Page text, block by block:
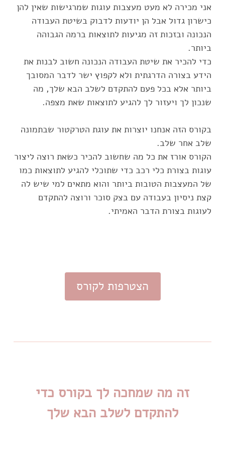
אני מכירה לא מעט מעצבות עוגות שמרגישות שאין להן
כישרון גדול אבל הן יודעות לדבוק בשיטת העבודה
הנכונה ובזכות זה מגיעות לתוצאות ברמה הגבוהה
כדי להכיר את שיטת העבודה הנכונה חשוב לבנות את
הידע בצורה הדרגתית ולא לקפוץ ישר לדבר המסובך
ביותר אלא בכל פעם להתקדם לשלב הבא שלך, מה
בקורס הזה אנחנו יוצרות את עוגת הטרקטור שבתמונה
הקורס אורז את כל מה שחשוב להכיר כשאת רוצה ליצור
עוגות בצורת כלי רכב כדי שתוכלי להגיע לתוצאות כמו
של המעצבות הטובות ביותר והוא מתאים למי שיש לה
קצת ניסיון בעבודה עם בצק סוכר ורוצה להתקדם
לעוגות בצורת הדבר האמיתי.
הצטרפות לקורס
זה מה שמחכה לך בקורס כדי
להתקדם לשלב הבא שלך